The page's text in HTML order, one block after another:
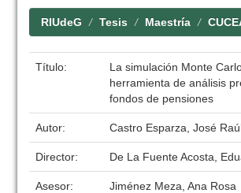
RIUdeG Tesis Maestría
Título:
La simulación Monte
herramienta de análisis
fondos de pensiones
Autor: Castro Esparza, José
Director: De La Fuente Acosta,
Asesor:
Jiménez Meza, Ana Rosa